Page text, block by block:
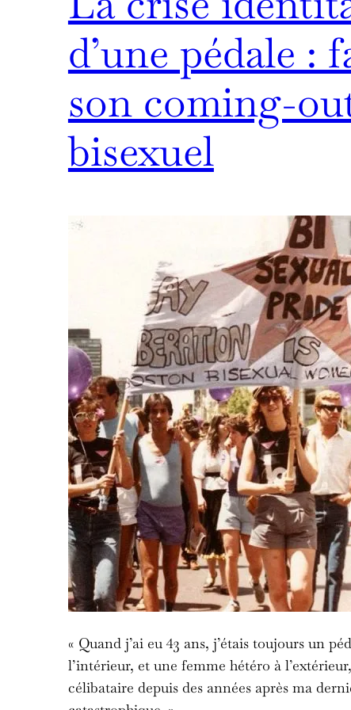
La crise
d’une pédale :
son coming-
bisexuel
« Quand j’ai eu 43 ans, j’étais toujours un
l’intérieur, et une femme hétéro à
célibataire depuis des années après ma